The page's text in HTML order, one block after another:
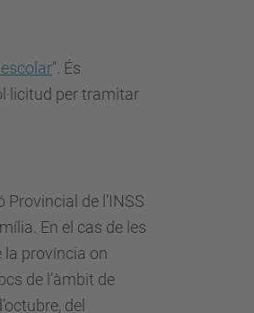
". És
per tramitar
Provincial de l’INSS
En el cas de les
la província on
de l’àmbit de
del